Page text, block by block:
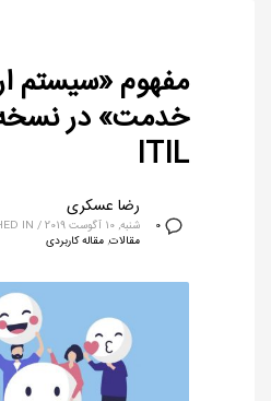
مفهوم «سیستم
خدمت» در
ITIL
0
رضا عسکری
شنبه, 10 آگوست 2019 /
IN
مقالات, مقاله کاربردی